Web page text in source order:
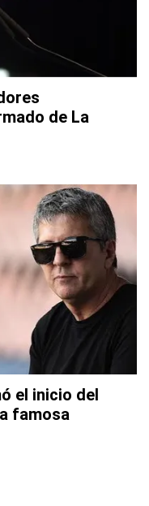
de La
el inicio del
famosa